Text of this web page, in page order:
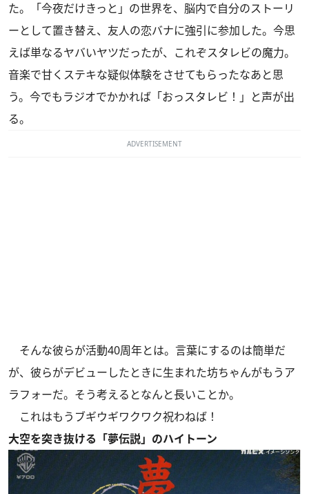
た。「今夜だけきっと」の世界を、脳内で自分のストーリ
ーとして置き替え、友人の恋バナに強引に参加した。今思
えば単なるヤバいヤツだったが、これぞスタレビの魔力。
音楽で甘くステキな疑似体験をさせてもらったなあと思
う。今でもラジオでかかれば「おっスタレビ！」と声が出
る。
ADVERTISEMENT
そんな彼らが活動40周年とは。言葉にするのは簡単だ
が、彼らがデビューしたときに生まれた坊ちゃんがもうア
ラフォーだ。そう考えるとなんと長いことか。
これはもうブギウギワクワク祝わねば！
大空を突き抜ける「夢伝説」のハイトーン